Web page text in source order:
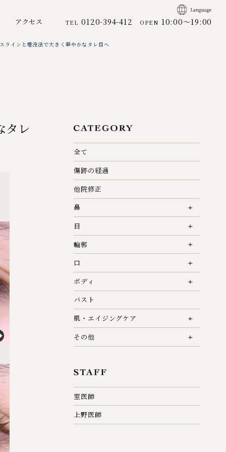
アクセス TEL 0120-394-412 OPEN 10:00～19:00
ラインと埋没法で大きく華やかなタレ目へ
タレ
全て
傷跡の経過
他院修正
鼻
目
輪郭
口
ボディ
バスト
肌・エイジングケア
その他
室医師
上野医師